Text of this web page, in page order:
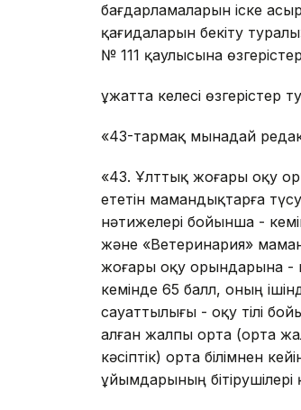
бағдарламаларын іске
қағидаларын бекіту
№ 111 қаулысына
Құжатта келесі өзгерістер
«43-тармақ мынадай
«43. Ұлттық жоғары оқу
ететін мамандықтарға
нәтижелері бойынша -
және «Ветеринария»
жоғары оқу орындарына -
кемінде 65 балл, оның
сауаттылығы - оқу тілі
алған жалпы орта (орта
кәсіптік) орта білімнен
ұйымдарының